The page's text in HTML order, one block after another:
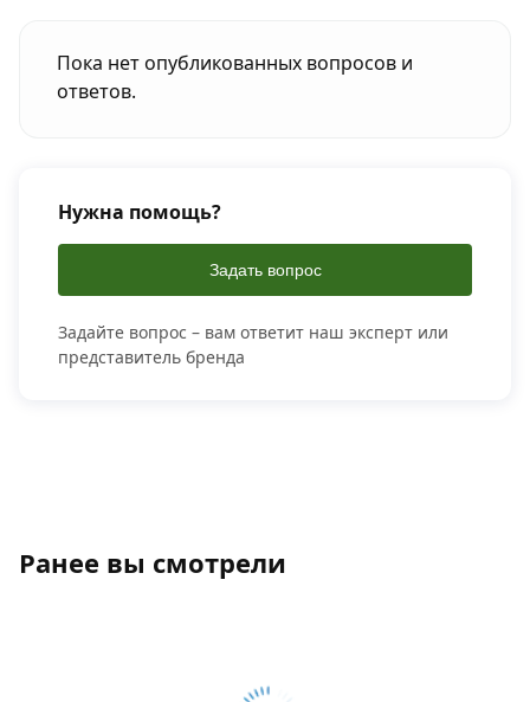
Пока нет опубликованных вопросов и
ответов.
Нужна помощь?
Задать вопрос
Задайте вопрос – вам ответит наш эксперт или
представитель бренда
Ранее вы смотрели